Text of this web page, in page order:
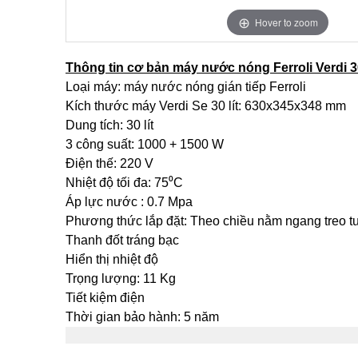
Hover to zoom
Thông tin cơ bản máy nước nóng Ferroli Verdi
Loại máy: máy nước nóng gián tiếp Ferroli
Kích thước máy Verdi Se 30 lít: 630x345x348 mm
Dung tích: 30 lít
3 công suất: 1000 + 1500 W
Điện thế: 220 V
Nhiệt độ tối đa: 75⁰C
Áp lực nước : 0.7 Mpa
Phương thức lắp đặt: Theo chiều nằm ngang treo
Thanh đốt tráng bạc
Hiển thị nhiệt độ
Trọng lượng: 11 Kg
Tiết kiệm điện
Thời gian bảo hành: 5 năm